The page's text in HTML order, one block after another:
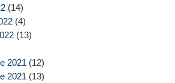
(14)
(4)
(13)
2021 (12)
2021 (13)